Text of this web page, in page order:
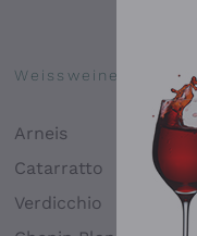
Weissweine
Arneis
Catarratto
Verdicchio